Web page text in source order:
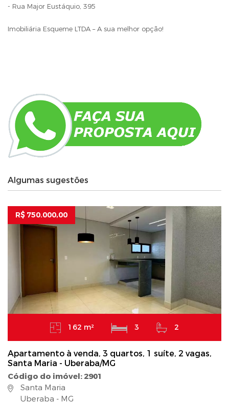
- Rua Major Eustáquio, 395
Imobiliária Esqueme LTDA – A sua melhor opção!
Algumas sugestões
R$ 750.000,00
162 m² 3 2
Apartamento à venda, 3 quartos, 1 suíte, 2 vagas,
Santa Maria - Uberaba/MG
Código do imóvel: 2901
Santa Maria
Uberaba - MG